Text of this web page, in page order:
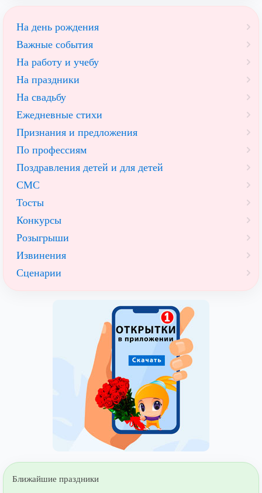
На день рождения
Важные события
На работу и учебу
На праздники
На свадьбу
Ежедневные стихи
Признания и предложения
По профессиям
Поздравления детей и для детей
СМС
Тосты
Конкурсы
Розыгрыши
Извинения
Сценарии
Ближайшие праздники